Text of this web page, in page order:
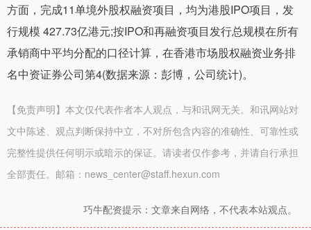
方面，完成11单境外股权融资项目，均为港股IPO项目，发
行规模 427.73亿港元;按IPO和再融资项目发行总规模在所有
承销商中平均分配的口径计算，在香港市场股权融资业务排
名中资证券公司第4(数据来源：彭博，公司统计)。
【免责声明】本文仅代表作者本人观点，与和讯网无关。和讯网站对
文中陈述、观点判断保持中立，不对所包含内容的准确性、可靠性或
完整性提供任何明示或暗示的保证。请读者仅作参考，并请自行承担
全部责任。邮箱：news_center@staff.hexun.com
巧牛配资提示：文章来自网络，不代表本站观点。